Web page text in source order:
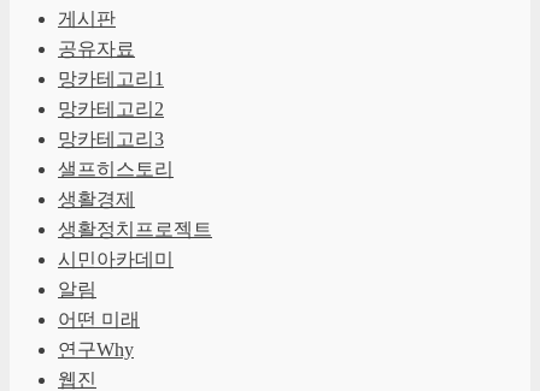
게시판
공유자료
망카테고리1
망카테고리2
망카테고리3
샐프히스토리
생활경제
생활정치프로젝트
시민아카데미
알림
어떤 미래
연구Why
웹진